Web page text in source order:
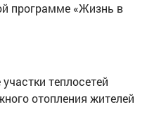
программе «Жизнь в
теплосетей
отопления жителей